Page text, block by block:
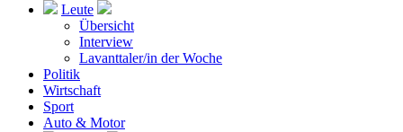
Leute
Übersicht
Interview
Lavanttaler/in der Woche
Politik
Wirtschaft
Sport
Auto & Motor